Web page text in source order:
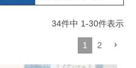
34件中 1-30件表示
1 2